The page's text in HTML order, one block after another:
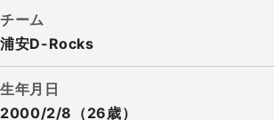
チーム
浦安D-Rocks
生年月日
2000/2/8（26歳）